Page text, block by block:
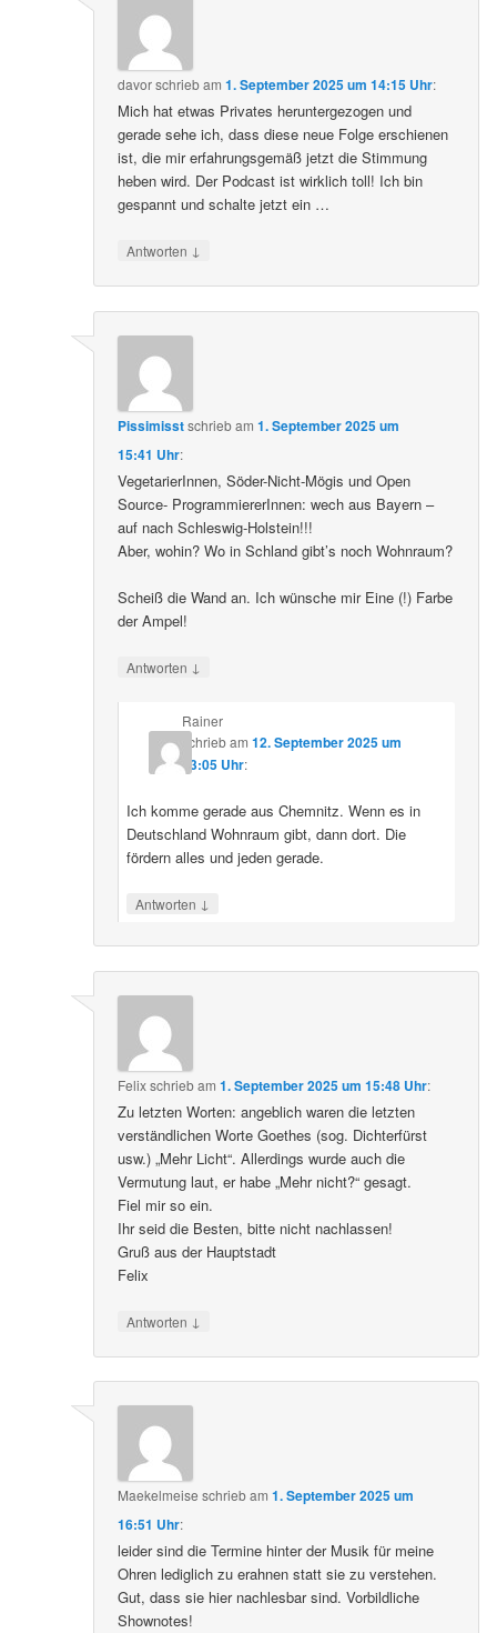
davorschriebam1. September 2025 um 14:15 Uhr:
Mich hat etwas Privates heruntergezogen und
gerade sehe ich, dass diese neue Folge erschienen
ist, die mir erfahrungsgemäß jetzt die Stimmung
heben wird. Der Podcast ist wirklich toll! Ich bin
gespannt und schalte jetzt ein …
Antworten ↓
Pissimisstschriebam1. September 2025 um
15:41 Uhr:
VegetarierInnen, Söder-Nicht-Mögis und Open
Source- ProgrammiererInnen: wech aus Bayern –
auf nach Schleswig-Holstein!!!
Aber, wohin? Wo in Schland gibt’s noch Wohnraum?
Scheiß die Wand an. Ich wünsche mir Eine (!) Farbe
der Ampel!
Antworten ↓
Rainer
schriebam 12. September 2025 um
23:05 Uhr:
Ich komme gerade aus Chemnitz. Wenn es in
Deutschland Wohnraum gibt, dann dort. Die
fördern alles und jeden gerade.
Antworten ↓
Felixschriebam1. September 2025 um 15:48 Uhr:
Zu letzten Worten: angeblich waren die letzten
verständlichen Worte Goethes (sog. Dichterfürst
usw.) „Mehr Licht“. Allerdings wurde auch die
Vermutung laut, er habe „Mehr nicht?“ gesagt.
Fiel mir so ein.
Ihr seid die Besten, bitte nicht nachlassen!
Gruß aus der Hauptstadt
Felix
Antworten ↓
Maekelmeise schriebam1. September 2025 um
16:51 Uhr:
leider sind die Termine hinter der Musik für meine
Ohren lediglich zu erahnen statt sie zu verstehen.
Gut, dass sie hier nachlesbar sind. Vorbildliche
Shownotes!